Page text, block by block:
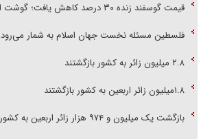
قیمت گوسفند زنده ۳۰ درصد کاهش یافت؛ گوشت ارزان نشد
فلسطین مسئله نخست جهان اسلام به شمار می‌رود
۲.۸ میلیون زائر به کشور بازگشتند
۱.۸میلیون زائر اربعین به کشور بازگشتند
بازگشت یک میلیون و ۹۷۴ هزار زائر اربعین به کشور